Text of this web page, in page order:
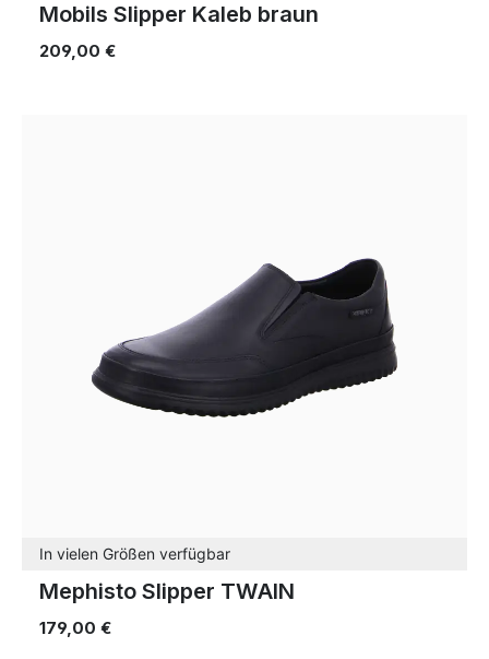
Mobils Slipper Kaleb braun
209,00 €
In vielen Größen verfügbar
Mephisto Slipper TWAIN
179,00 €